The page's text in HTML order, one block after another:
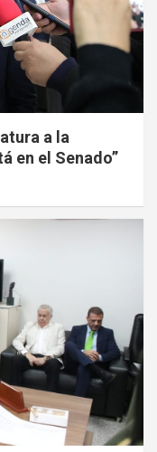
a la
en el Senado”